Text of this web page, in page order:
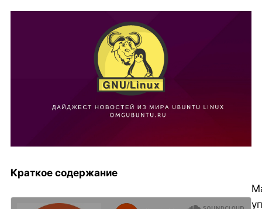
Краткое содержание